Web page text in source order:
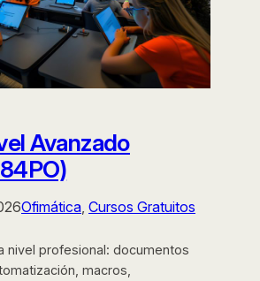
Avanzado
Ofimática Cursos Gratuitos
nivel profesional: documentos
macros,